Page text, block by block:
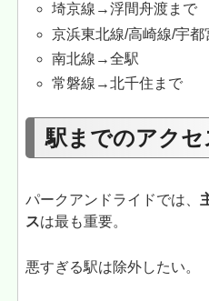
埼京線→浮間舟渡まで
京浜東北線/高崎線/宇
南北線→全駅
常磐線→北千住まで
駅までのアクセ
パークアンドライドでは、
スは最も重要。
悪すぎる駅は除外したい。